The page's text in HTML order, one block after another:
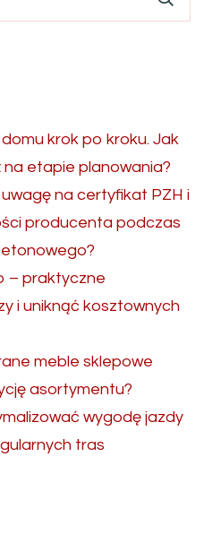
krok po kroku. Jak
na etapie planowania?
na certyfikat PZH i
producenta podczas
– praktyczne
i uniknąć kosztownych
meble sklepowe
asortymentu?
wygodę jazdy
tras